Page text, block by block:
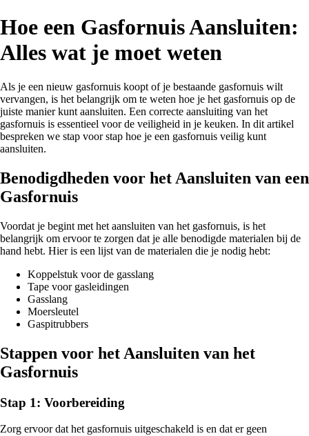
Hoe een Gasfornuis Aansluiten:
Alles wat je moet weten
Als je een nieuw gasfornuis koopt of je bestaande gasfornuis wilt
vervangen, is het belangrijk om te weten hoe je het gasfornuis op de
juiste manier kunt aansluiten. Een correcte aansluiting van het
gasfornuis is essentieel voor de veiligheid in je keuken. In dit artikel
bespreken we stap voor stap hoe je een gasfornuis veilig kunt
aansluiten.
Benodigdheden voor het Aansluiten van een
Gasfornuis
Voordat je begint met het aansluiten van het gasfornuis, is het
belangrijk om ervoor te zorgen dat je alle benodigde materialen bij de
hand hebt. Hier is een lijst van de materialen die je nodig hebt:
Koppelstuk voor de gasslang
Tape voor gasleidingen
Gasslang
Moersleutel
Gaspitrubbers
Stappen voor het Aansluiten van het
Gasfornuis
Stap 1: Voorbereiding
Zorg ervoor dat het gasfornuis uitgeschakeld is en dat er geen